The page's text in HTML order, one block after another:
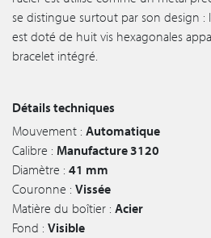
se distingue surtout par son design :
est doté de huit vis hexagonales
bracelet intégré.
Détails techniques
Mouvement : Automatique
Calibre : Manufacture 3120
Diamètre : 41 mm
Couronne : Vissée
Matière du boîtier : Acier
Fond : Visible